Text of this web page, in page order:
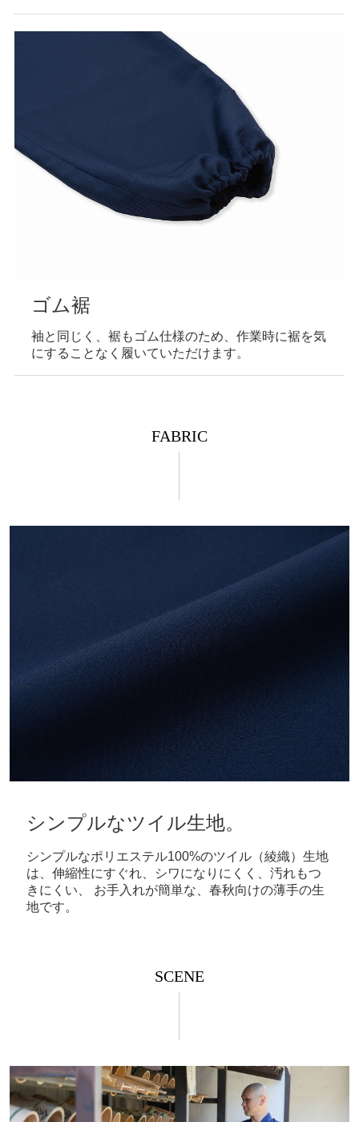
ゴム裾
袖と同じく、裾もゴム仕様のため、作業時に裾を気
にすることなく履いていただけます。
FABRIC
シンプルなツイル生地。
シンプルなポリエステル100%のツイル（綾織）生地
は、伸縮性にすぐれ、シワになりにくく、汚れもつ
きにくい、 お手入れが簡単な、春秋向けの薄手の生
地です。
SCENE